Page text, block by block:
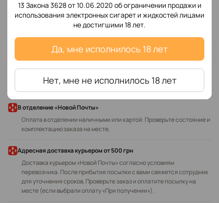
13 Закона 3628 от 10.06.2020 об ограничении продажи и
использования электронных сигарет и жидкостей лицами
не достигшими 18 лет.
Да, мне исполнилось 18 лет
Нет, мне не исполнилось 18 лет
Добавьте первый отзыв
Написать отзыв
Доставка Оплата
В отделение «Новой Почты»
Оплата в отделении наличными или картой. Проверьте состояние и
комплектацию заказа на месте.
Адресная доставка курьеромот 500 грн
Доставка курьером «Новой Почты» согласно условиям
перевозчика. После прибытия посылки с вами свяжется сотрудник
для уточнения сроков. Проверьте заказ и оплатите посылку на
месте (если выбрали оплату «При получении»).